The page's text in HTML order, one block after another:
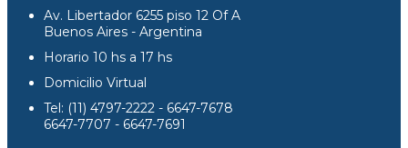
Av. Libertador 6255 piso 12 Of A
Buenos Aires - Argentina
Horario 10 hs a 17 hs
Domicilio Virtual
Tel: (11) 4797-2222 - 6647-7678
6647-7707 - 6647-7691